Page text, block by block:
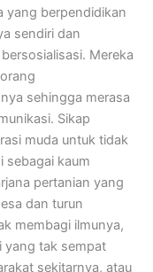
yang berpendidikan
sendiri dan
Mereka
sehingga merasa
Sikap
muda untuk tidak
sebagai kaum
pertanian yang
dan turun
membagi ilmunya,
yang tak sempat
sekitarnya, atau